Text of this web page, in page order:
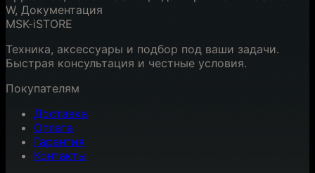
W, Документация
MSK-iSTORE
Техника, аксессуары и подбор под ваши задачи.
Быстрая консультация и честные условия.
Покупателям
Доставка
Оплата
Гарантия
Контакты